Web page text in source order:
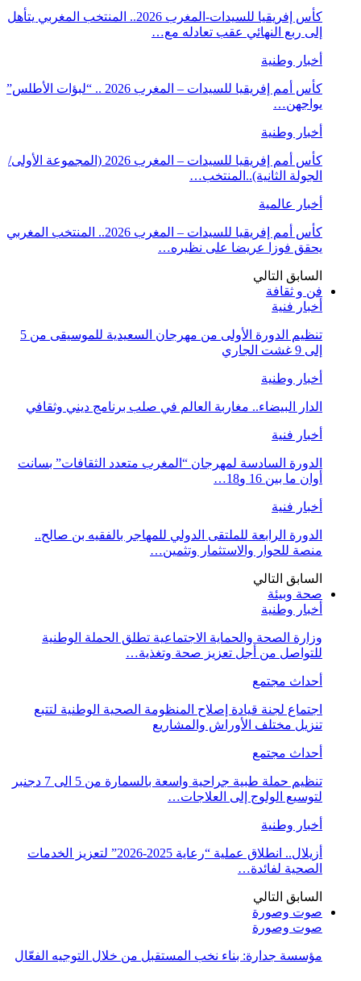
كأس إفريقيا للسيدات-المغرب 2026.. المنتخب المغربي يتأهل
إلى ربع النهائي عقب تعادله مع…
أخبار وطنية
كأس أمم إفريقيا للسيدات – المغرب 2026 .. “لبؤات الأطلس”
يواجهن…
أخبار وطنية
كأس أمم إفريقيا للسيدات – المغرب 2026 (المجموعة الأولى/
الجولة الثانية)..المنتخب…
أخبار عالمية
كأس أمم إفريقيا للسيدات – المغرب 2026.. المنتخب المغربي
يحقق فوزا عريضا على نظيره…
السابق التالي
فن و ثقافة
أخبار فنية
تنظيم الدورة الأولى من مهرجان السعيدية للموسيقى من 5
إلى 9 غشت الجاري
أخبار وطنية
الدار البيضاء.. مغاربة العالم في صلب برنامج ديني وثقافي
أخبار فنية
الدورة السادسة لمهرجان “المغرب متعدد الثقافات” بسانت
أوان ما بين 16 و18…
أخبار فنية
الدورة الرابعة للملتقى الدولي للمهاجر بالفقيه بن صالح..
منصة للحوار والاستثمار وتثمين…
السابق التالي
صحة وبيئة
أخبار وطنية
وزارة الصحة والحماية الاجتماعية تطلق الحملة الوطنية
للتواصل من أجل تعزيز صحة وتغذية…
أحداث مجتمع
اجتماع لجنة قيادة إصلاح المنظومة الصحية الوطنية لتتبع
تنزيل مختلف الأوراش والمشاريع
أحداث مجتمع
تنظيم حملة طبية جراحية واسعة بالسمارة من 5 الى 7 دجنبر
لتوسيع الولوج إلى العلاجات…
أخبار وطنية
أزيلال.. انطلاق عملية “رعاية 2025-2026” لتعزيز الخدمات
الصحية لفائدة…
السابق التالي
صوت وصورة
صوت وصورة
مؤسسة جدارة: بناء نخب المستقبل من خلال التوجيه الفعّال